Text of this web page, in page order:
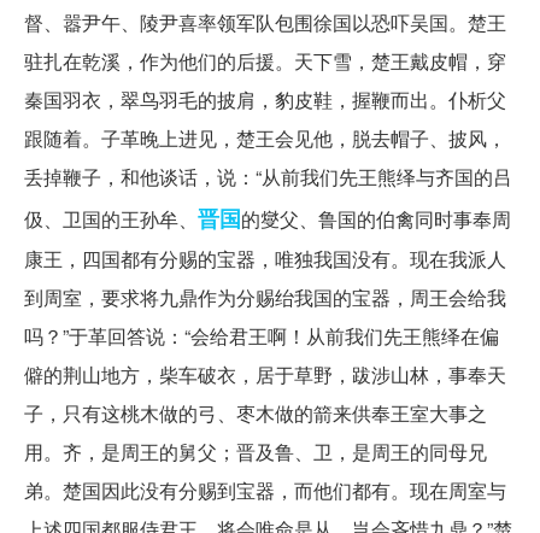
督、嚣尹午、陵尹喜率领军队包围徐国以恐吓吴国。楚王
驻扎在乾溪，作为他们的后援。天下雪，楚王戴皮帽，穿
秦国羽衣，翠鸟羽毛的披肩，豹皮鞋，握鞭而出。仆析父
跟随着。子革晚上进见，楚王会见他，脱去帽子、披风，
丢掉鞭子，和他谈话，说：“从前我们先王熊绎与齐国的吕
伋、卫国的王孙牟、 晋国的燮父、鲁国的伯禽同时事奉周
康王，四国都有分赐的宝器，唯独我国没有。现在我派人
到周室，要求将九鼎作为分赐绐我国的宝器，周王会给我
吗？”于革回答说：“会给君王啊！从前我们先王熊绎在偏
僻的荆山地方，柴车破衣，居于草野，跋涉山林，事奉天
子，只有这桃木做的弓、枣木做的箭来供奉王室大事之
用。齐，是周王的舅父；晋及鲁、卫，是周王的同母兄
弟。楚国因此没有分赐到宝器，而他们都有。现在周室与